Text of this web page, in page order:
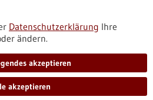
Datenschutzerklärung Ihre
ändern.
akzeptieren
akzeptieren